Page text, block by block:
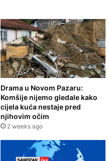
Drama u Novom Pazaru:
Komšije nijemo gledale kako
cijela kuća nestaje pred
njihovim očim
2 weeks ago